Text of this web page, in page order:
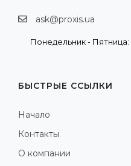
ask@proxis.ua
Понедельник - Пятница:
БЫСТРЫЕ ССЫЛКИ
Начало
Контакты
О компании